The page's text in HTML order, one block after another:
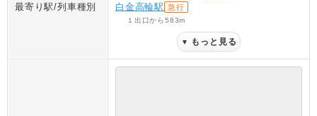
最寄り駅/列車種別 白金高輪駅 急行
１出口から583m
▼ もっと見る